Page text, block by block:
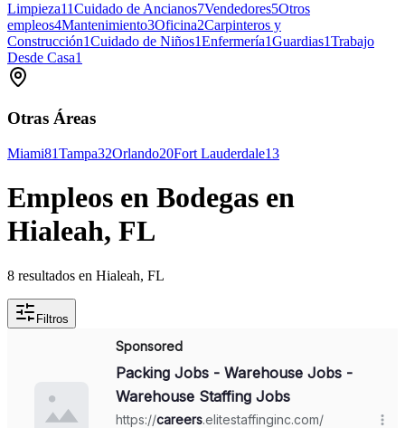
Limpieza11Cuidado de Ancianos7Vendedores5Otros
empleos4Mantenimiento3Oficina2Carpinteros y
Construcción1Cuidado de Niños1Enfermería1Guardias1Trabajo
Desde Casa1
Otras Áreas
Miami81Tampa32Orlando20Fort Lauderdale13
Empleos en Bodegas en
Hialeah, FL
8 resultados en Hialeah, FL
Filtros